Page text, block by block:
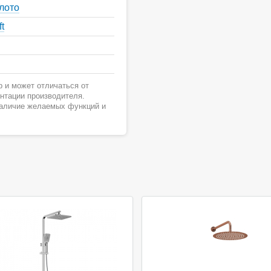
и может отличаться от
производителя.
желаемых функций и